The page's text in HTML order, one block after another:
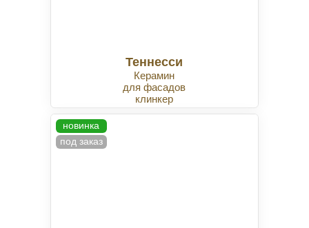
Теннесси
Керамин
для фасадов
клинкер
новинка
под заказ